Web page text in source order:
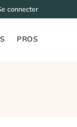
connecter
PROS